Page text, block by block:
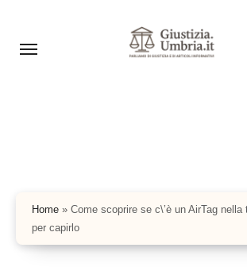
contenuto
Home » Come scoprire se c\’è un AirTag
per capirlo